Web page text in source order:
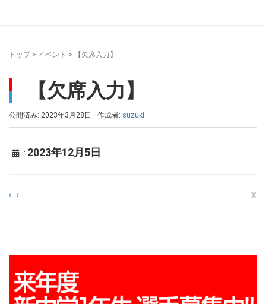
トップ> イベント > 【欠席入力】
【欠席入力】
公開済み: 2023年3月28日 作成者: suzuki
: 2023年12月5日
￩￫ x